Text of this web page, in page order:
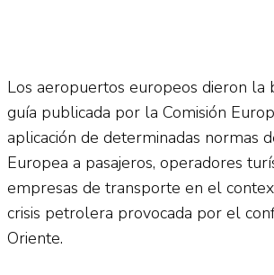
Los aeropuertos europeos dieron la
guía publicada por la Comisión
aplicación de determinadas normas
Europea a pasajeros, operadores
empresas de transporte en el
crisis petrolera provocada por el
Oriente.